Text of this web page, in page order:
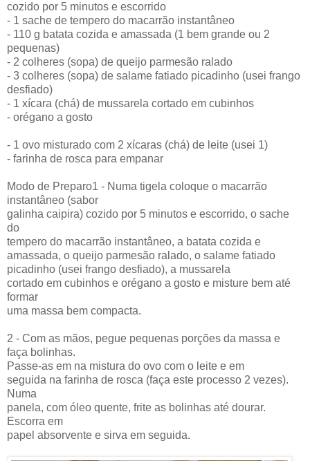
cozido por 5 minutos e escorrido
- 1 sache de tempero do macarrão instantâneo
- 110 g batata cozida e amassada (1 bem grande ou 2
pequenas)
- 2 colheres (sopa) de queijo parmesão ralado
- 3 colheres (sopa) de salame fatiado picadinho (usei frango
desfiado)
- 1 xícara (chá) de mussarela cortado em cubinhos
- orégano a gosto
- 1 ovo misturado com 2 xícaras (chá) de leite (usei 1)
- farinha de rosca para empanar
Modo de Preparo1 - Numa tigela coloque o macarrão
instantâneo (sabor
galinha caipira) cozido por 5 minutos e escorrido, o sache
do
tempero do macarrão instantâneo, a batata cozida e
amassada, o queijo parmesão ralado, o salame fatiado
picadinho (usei frango desfiado), a mussarela
cortado em cubinhos e orégano a gosto e misture bem até
formar
uma massa bem compacta.
2 - Com as mãos, pegue pequenas porções da massa e
faça bolinhas.
Passe-as em na mistura do ovo com o leite e em
seguida na farinha de rosca (faça este processo 2 vezes).
Numa
panela, com óleo quente, frite as bolinhas até dourar.
Escorra em
papel absorvente e sirva em seguida.